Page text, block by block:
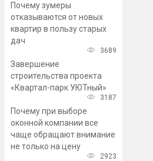
Рынок недвижимости
Петербурга сохраняет
значительный потенциал
роста
Почему зумеры
отказываются от новых
квартир в пользу старых
дач
3689
Завершение
строительства проекта
«Квартал-парк УЮТный»
3187
Почему при выборе
оконной компании все
чаще обращают внимание
не только на цену
2923